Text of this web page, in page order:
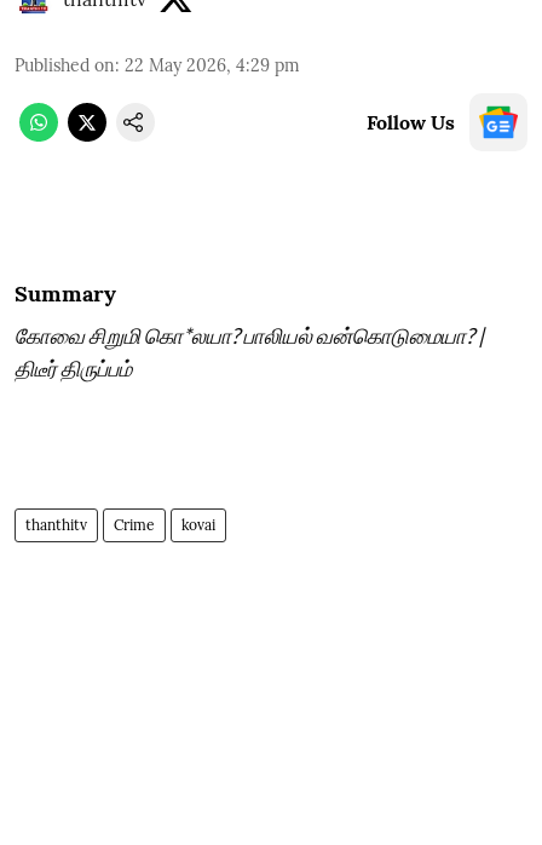
Published on: 22 May 2026, 4:29 pm
Follow Us
Summary
கோவை சிறுமி கொ*லயா? பாலியல் வன்கொடுமையா? |
திடீர் திருப்பம்
thanthitv Crime kovai